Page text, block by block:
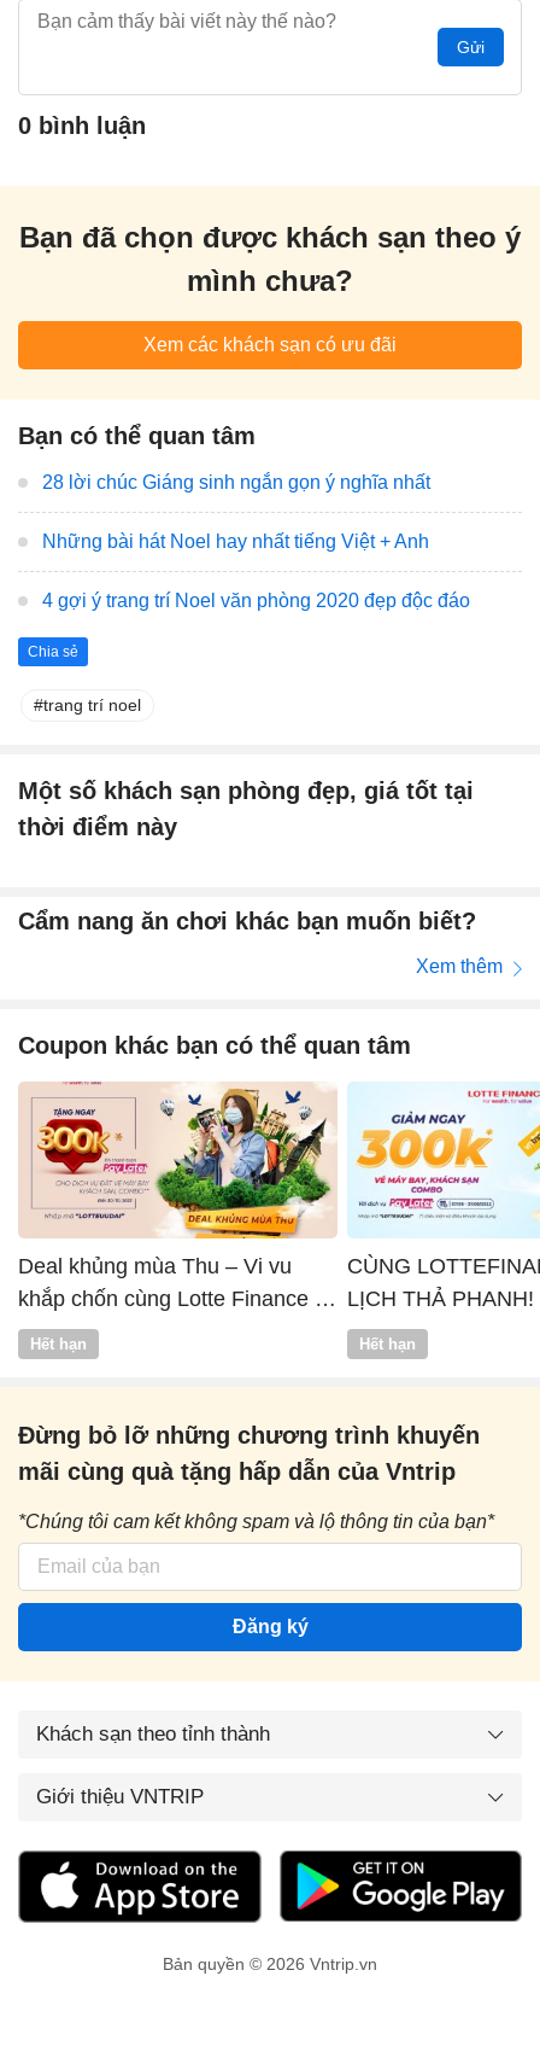
Gửi
0 bình luận
Bạn đã chọn được khách sạn theo ý
mình chưa?
Xem các khách sạn có ưu đãi
Bạn có thể quan tâm
28 lời chúc Giáng sinh ngắn gọn ý nghĩa nhất
Những bài hát Noel hay nhất tiếng Việt + Anh
4 gợi ý trang trí Noel văn phòng 2020 đẹp độc đáo
Chia sẻ
trang trí noel
Một số khách sạn phòng đẹp, giá tốt tại
thời điểm này
Cẩm nang ăn chơi khác bạn muốn biết?
Xem thêm
Coupon khác bạn có thể quan tâm
Deal khủng mùa Thu – Vi vu
khắp chốn cùng Lotte Finance x
Vntrip
Hết hạn
CÙNG
LỊCH THẢ PHANH!
Hết hạn
Đừng bỏ lỡ những chương trình khuyến
mãi cùng quà tặng hấp dẫn của Vntrip
*Chúng tôi cam kết không spam và lộ thông tin của bạn*
Đăng ký
Khách sạn theo tỉnh thành
Giới thiệu VNTRIP
Bản quyền © 2026 Vntrip.vn